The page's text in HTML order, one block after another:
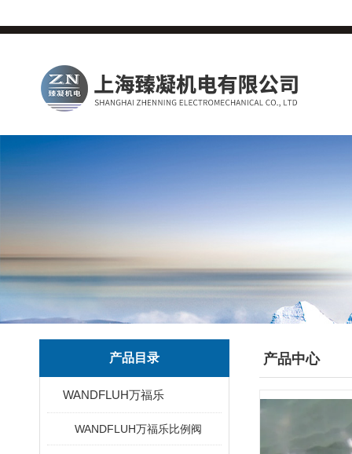
产品目录
WANDFLUH万福乐
WANDFLUH万福乐比例阀
产品中心